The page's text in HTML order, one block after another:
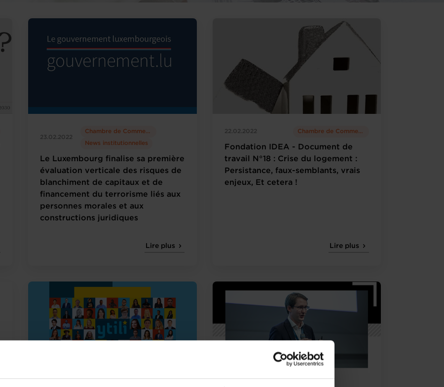
23.02.2022
Chambre de Commerce
News institutionnelles
Le Luxembourg finalise sa première
évaluation verticale des risques de
blanchiment de capitaux et de
financement du terrorisme liés aux
personnes morales et aux
constructions juridiques
Lire plus
22.02.2022 Chambre de Commerce
Fondation IDEA - Document de
travail N°18 : Crise du logement :
Persistance, faux-semblants, vrais
enjeux, Et cetera !
Lire plus